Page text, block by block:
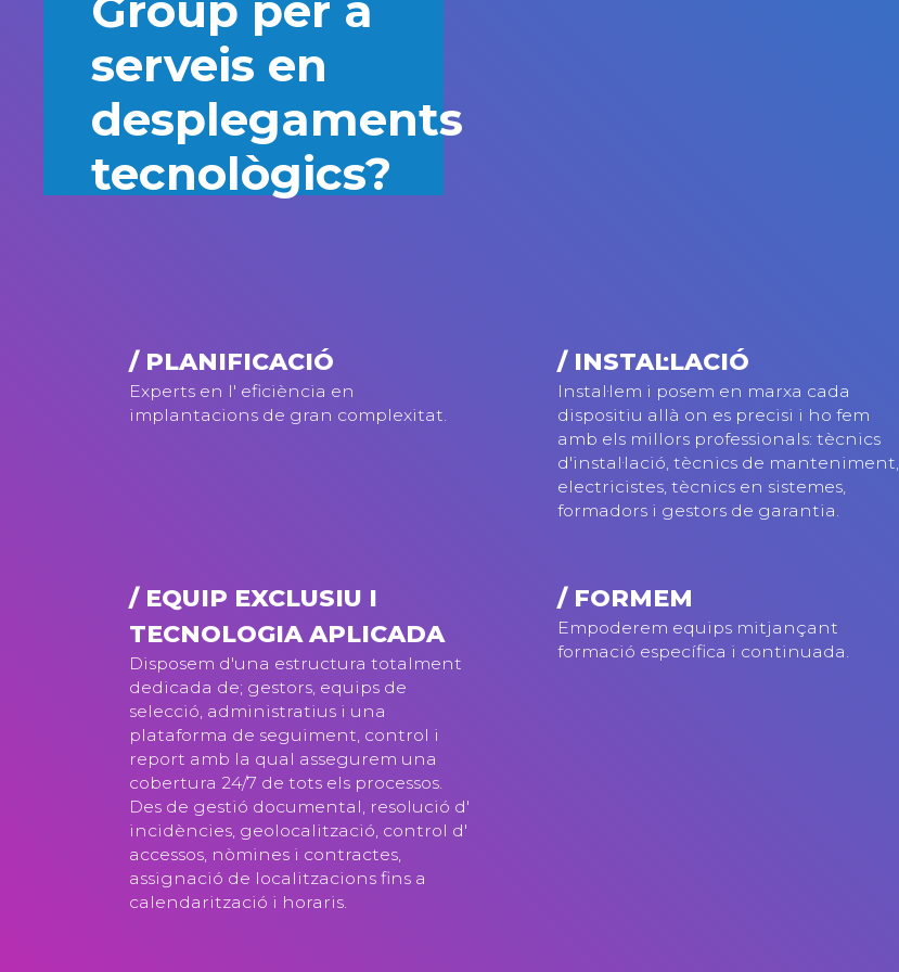
serveis en
desplegaments
tecnològics?
/ PLANIFICACIÓ
Experts en l' eficiència en
implantacions de gran complexitat.
/ INSTAL·LACIÓ
Instal·lem i posem en marxa cada
dispositiu allà on es precisi i ho fem
amb els millors professionals: tècnics
d'instal·lació, tècnics de manteniment,
electricistes, tècnics en sistemes,
formadors i gestors de garantia.
/ EQUIP EXCLUSIU I
TECNOLOGIA APLICADA
Disposem d'una estructura totalment
dedicada de; gestors, equips de
selecció, administratius i una
plataforma de seguiment, control i
report amb la qual assegurem una
cobertura 24/7 de tots els processos.
Des de gestió documental, resolució d'
incidències, geolocalització, control d'
accessos, nòmines i contractes,
assignació de localitzacions fins a
calendarització i horaris.
/ FORMEM
Empoderem equips mitjançant
formació específica i continuada.